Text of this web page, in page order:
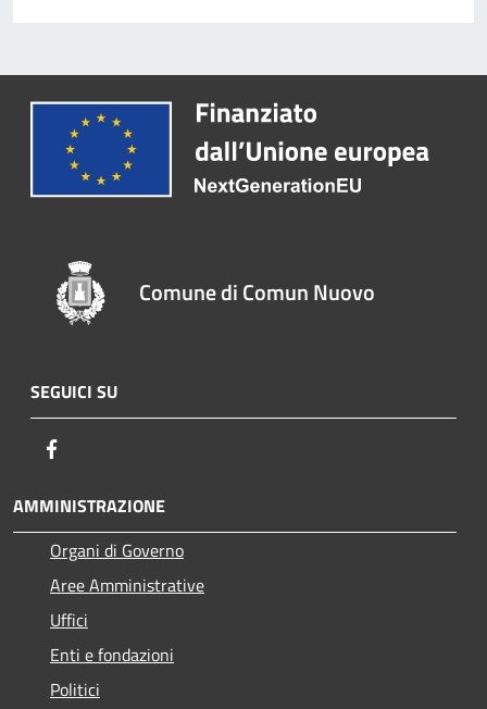
Comune di Comun Nuovo
SEGUICI SU
AMMINISTRAZIONE
Organi di Governo
Aree Amministrative
Uffici
Enti e fondazioni
Politici